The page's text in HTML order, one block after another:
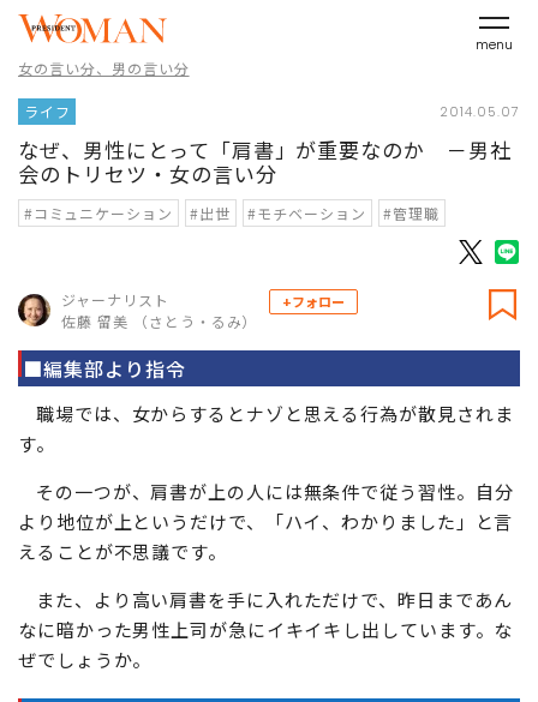
menu
女の言い分、男の言い分
ライフ 2014.05.07
なぜ、男性にとって「肩書」が重要なのか －男社
会のトリセツ・女の言い分
#コミュニケーション #出世 #モチベーション #管理職
ジャーナリスト
佐藤 留美 （さとう・るみ）
+フォロー
■編集部より指令
職場では、女からするとナゾと思える行為が散見されま
す。
その一つが、肩書が上の人には無条件で従う習性。自分
より地位が上というだけで、「ハイ、わかりました」と言
えることが不思議です。
また、より高い肩書を手に入れただけで、昨日まであん
なに暗かった男性上司が急にイキイキし出しています。な
ぜでしょうか。